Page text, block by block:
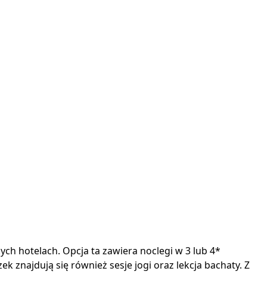
hotelach. Opcja ta zawiera noclegi w 3 lub 4*
znajdują się również sesje jogi oraz lekcja bachaty. Z